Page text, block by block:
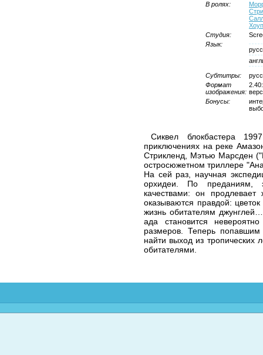
В ролях:
Хоуп
Студия:
Язык:
Субтитры:
Формат
изображения:
Бонусы:
Сиквел блокбастера
приключениях на реке
Стрикленд, Мэтью Марсден
остросюжетном триллере
На сей раз, научная
орхидеи. По преданиям,
качествами: он
оказываются правдой:
жизнь обитателям
ада становится
размеров. Теперь попавшим
найти выход из тропических
обитателями.